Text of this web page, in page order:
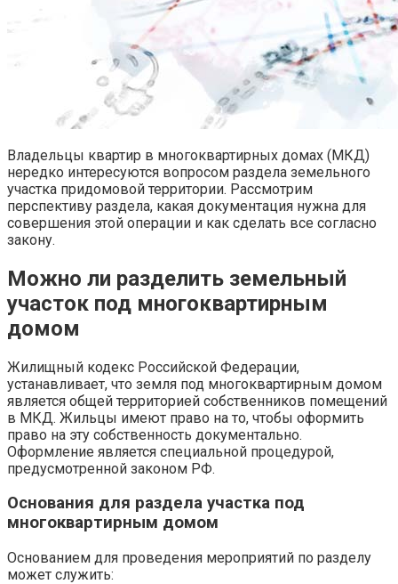
Владельцы квартир в многоквартирных домах (МКД)
нередко интересуются вопросом раздела земельного
участка придомовой территории. Рассмотрим
перспективу раздела, какая документация нужна для
совершения этой операции и как сделать все согласно
закону.
Можно ли разделить земельный
участок под многоквартирным
домом
Жилищный кодекс Российской Федерации,
устанавливает, что земля под многоквартирным домом
является общей территорией собственников помещений
в МКД. Жильцы имеют право на то, чтобы оформить
право на эту собственность документально.
Оформление является специальной процедурой,
предусмотренной законом РФ.
Основания для раздела участка под
многоквартирным домом
Основанием для проведения мероприятий по разделу
может служить: